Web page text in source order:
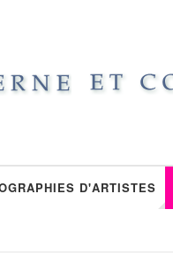
D'ARTISTES